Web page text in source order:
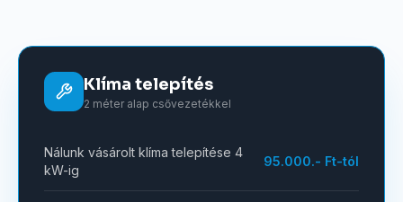
Klíma telepítés
2 méter alap csővezetékkel
Nálunk vásárolt klíma telepítése 4
kW-ig
95.000.- Ft-tól